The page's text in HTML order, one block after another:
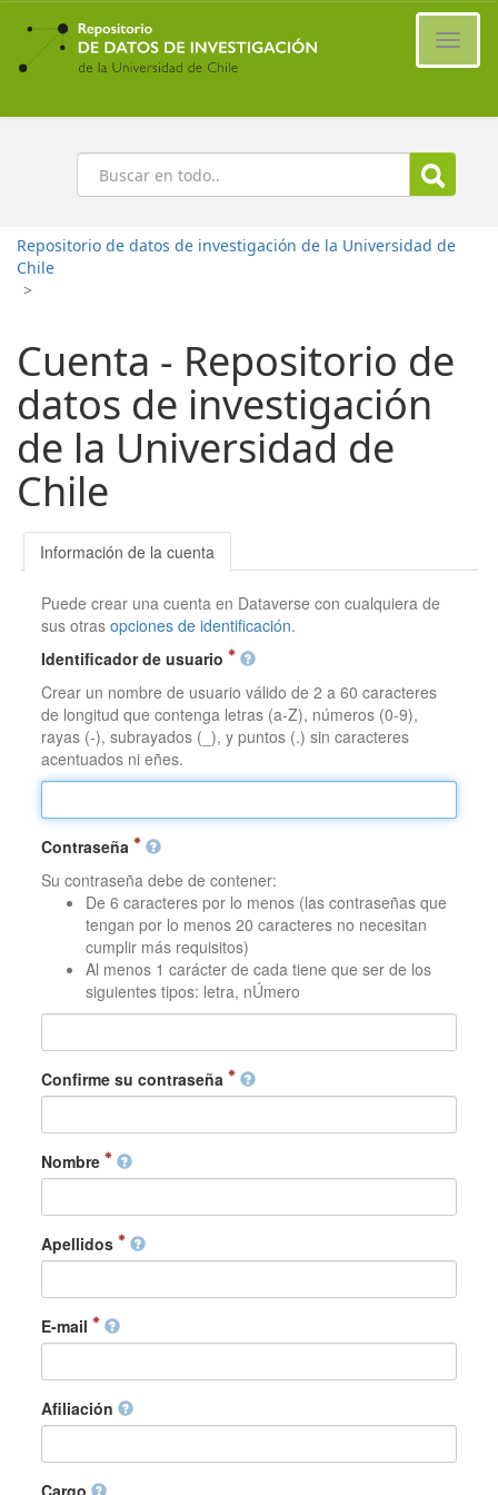
Ir
contenido
principal
Buscar
Repositorio de datos de investigación de la Universidad de
Chile
>
Cuenta - Repositorio de
datos de investigación
de la Universidad de
Chile
Información de la cuenta
Puede crear una cuenta en Dataverse con cualquiera de
sus otrasopciones de identificación.
Identificador de usuario
Crear un nombre de usuario válido de 2 a 60 caracteres
de longitud que contenga letras (a-Z), números (0-9),
rayas (-), subrayados (_), y puntos (.) sin caracteres
acentuados ni eñes.
Contraseña
Su contraseña debe de contener:
De 6 caracteres por lo menos (las contraseñas que
tengan por lo menos 20 caracteres no necesitan
cumplir más requisitos)
Al menos 1 carácter de cada tiene que ser de los
siguientes tipos: letra, nÚmero
Confirme su contraseña
Nombre
Apellidos
E-mail
Afiliación
Cargo